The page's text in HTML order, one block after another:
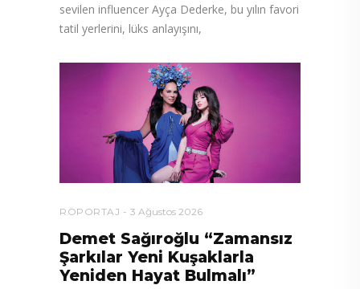
sevilen influencer Ayça Dederke, bu yılın favori
tatil yerlerini, lüks anlayışını,
RÖPORTAJ 3 Ağustos 2026
Demet Sağıroğlu “Zamansız
Şarkılar Yeni Kuşaklarla
Yeniden Hayat Bulmalı”